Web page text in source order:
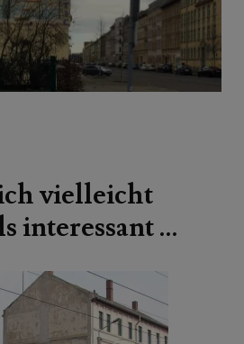
vielleicht
interessant …